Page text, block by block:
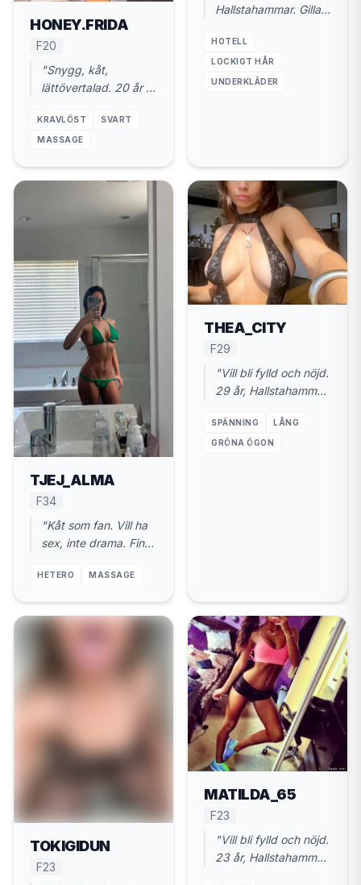
HONEY.FRIDA
F20
"Snygg, kåt,
lättövertalad. 20 år i
leder, jag följer."
KRAVLÖST SVART
MASSAGE
Hallstahammar. Gillar
respekt."
HOTELL
LOCKIGT HÅR
UNDERKLÄDER
TJEJ_ALMA
F34
"Kåt som fan. Vill ha
sex, inte drama. Finns
år."
HETERO MASSAGE
THEA_CITY
F29
"Vill bli fylld och nöjd.
29 år, Hallstahammar.
kontaktannonser,
bara action."
SPÄNNING LÅNG
GRÖNA ÖGON
TOKIGIDUN
F23
MATILDA_65
F23
"Vill bli fylld och nöjd.
23 år, Hallstahammar.